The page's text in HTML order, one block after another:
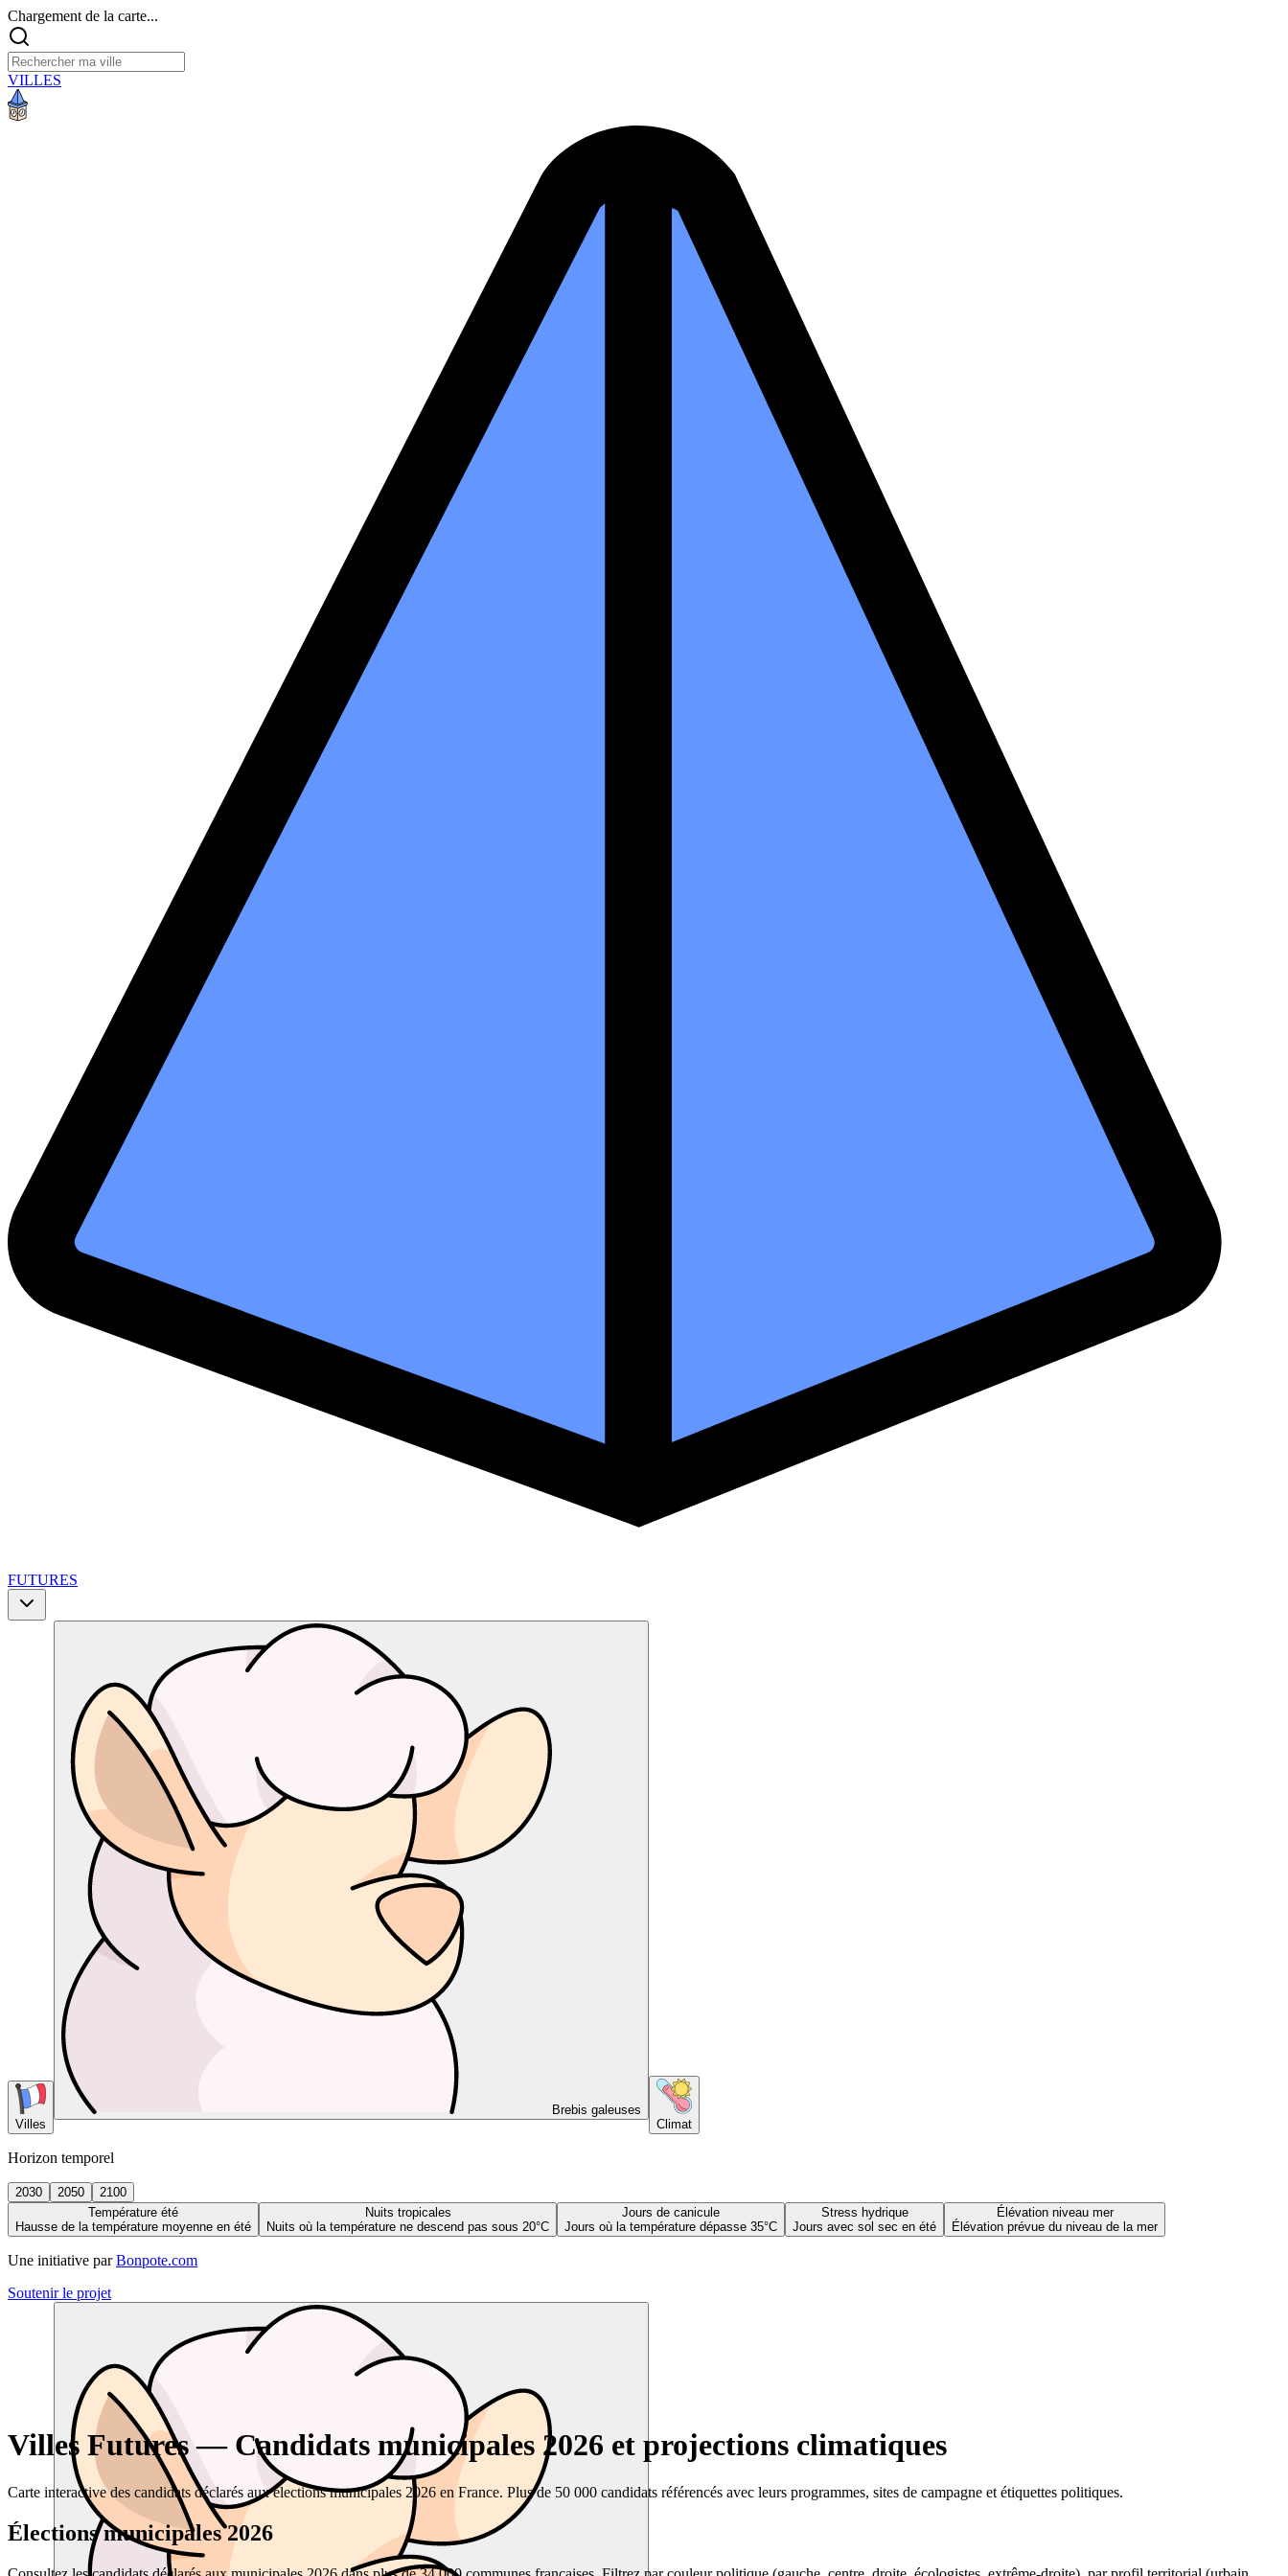
Chargement de la carte...
VILLES
FUTURES
Villes
Brebis galeuses
Climat
Horizon temporel
2030 2050
2100
Température été
Hausse de la température moyenne en été
Nuits tropicales
Nuits où la température ne descend pas sous 20°C
Jours de canicule
Jours où la température dépasse 35°C
Stress hydrique
Jours avec sol sec en été
Élévation niveau mer
Élévation prévue du niveau de la mer
Une initiative par Bonpote.com
Soutenir le projet
Villes Futures — Candidats municipales 2026 et projections climatiques
Carte interactive des candidats déclarés aux élections municipales 2026 en France. Plus de 50 000 candidats référencés avec leurs programmes, sites de campagne et étiquettes politiques.
Élections municipales 2026